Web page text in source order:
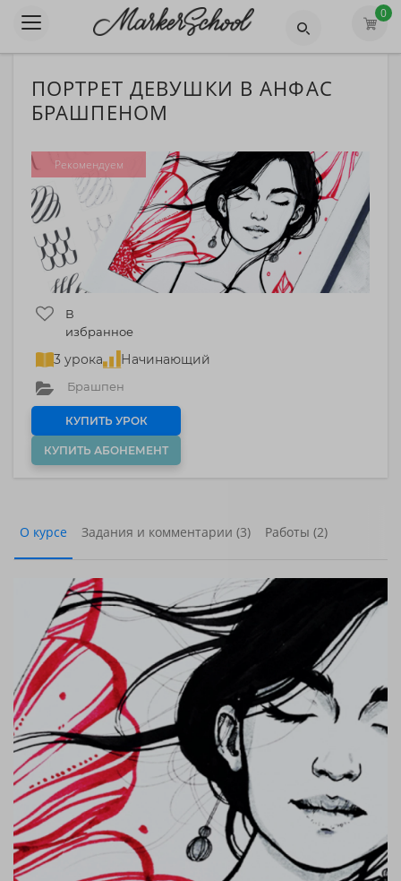
0
ПОРТРЕТ ДЕВУШКИ В АНФАС
БРАШПЕНОМ
Рекомендуем
В
избранное
Брашпен
3 урока Начинающий
КУПИТЬ УРОК
КУПИТЬ АБОНЕМЕНТ
О курсе Задания и комментарии (3) Работы (2)